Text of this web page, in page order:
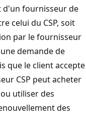
d'un fournisseur de
celui du CSP, soit
par le fournisseur
demande de
que le client accepte
CSP peut acheter
utiliser des
des